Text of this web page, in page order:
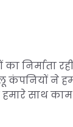
रही
कंपनियों ने
साथ